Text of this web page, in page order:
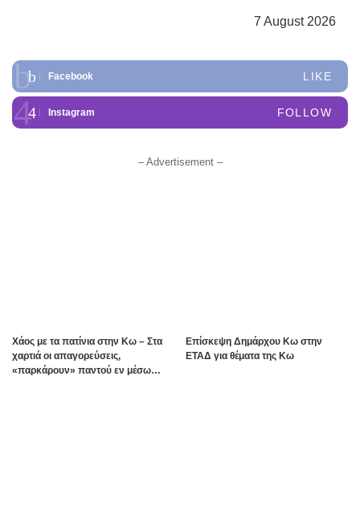
7 August 2026
Facebook LIKE
Instagram FOLLOW
– Advertisement –
Χάος με τα πατίνια στην Κω – Στα
χαρτιά οι απαγορεύσεις,
«παρκάρουν» παντού εν μέσω
Επίσκεψη Δημάρχου Κω στην
ΕΤΑΔ για θέματα της Κω